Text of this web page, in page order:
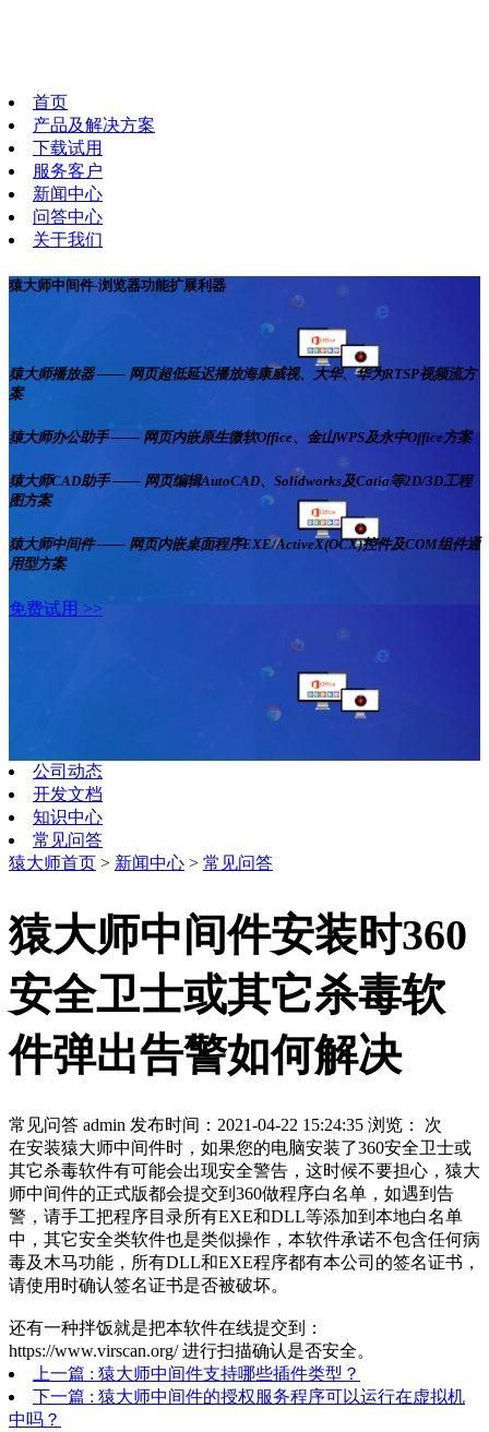
首页
产品及解决方案
下载试用
服务客户
新闻中心
问答中心
关于我们
猿大师中间件-浏览器功能扩展利器
猿大师播放器 —— 网页超低延迟播放海康威视、大华、华为RTSP视频流方
案
猿大师办公助手 —— 网页内嵌原生微软Office、金山WPS及永中Office方案
猿大师CAD助手 —— 网页编辑AutoCAD、Solidworks及Catia等2D/3D工程
图方案
猿大师中间件 —— 网页内嵌桌面程序EXE/ActiveX(OCX)控件及COM组件通
用型方案
免费试用 >>
公司动态
开发文档
知识中心
常见问答
猿大师首页 > 新闻中心 > 常见问答
猿大师中间件安装时360
安全卫士或其它杀毒软
件弹出告警如何解决
常见问答 admin 发布时间：2021-04-22 15:24:35 浏览：
次
在安装猿大师中间件时，如果您的电脑安装了360安全卫士或
其它杀毒软件有可能会出现安全警告，这时候不要担心，猿大
师中间件的正式版都会提交到360做程序白名单，如遇到告
警，请手工把程序目录所有EXE和DLL等添加到本地白名单
中，其它安全类软件也是类似操作，本软件承诺不包含任何病
毒及木马功能，所有DLL和EXE程序都有本公司的签名证书，
请使用时确认签名证书是否被破坏。
还有一种拌饭就是把本软件在线提交到：
https://www.virscan.org/ 进行扫描确认是否安全。
上一篇 : 猿大师中间件支持哪些插件类型？
下一篇 : 猿大师中间件的授权服务程序可以运行在虚拟机
中吗？